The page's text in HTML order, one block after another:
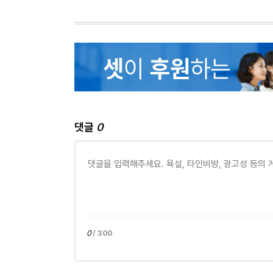
댓글 0
0/ 300